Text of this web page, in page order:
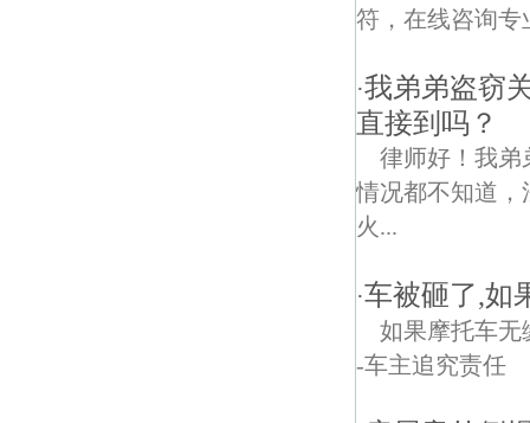
符，在线咨询专
·我弟弟盗窃
直接到吗？
律师好！我弟
情况都不知道，
火...
·车被砸了,如
如果摩托车无
-车主追究责任